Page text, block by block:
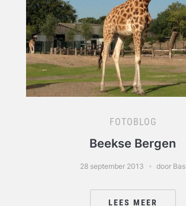
FOTOBLOG
Beekse Bergen
28 september 2013 door Bas
LEES MEER